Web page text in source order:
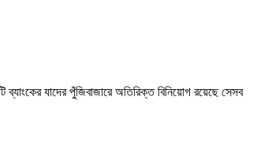
ব্যাংকের যাদের পুঁজিবাজারে অতিরিক্ত বিনিয়োগ রয়েছে সেসব